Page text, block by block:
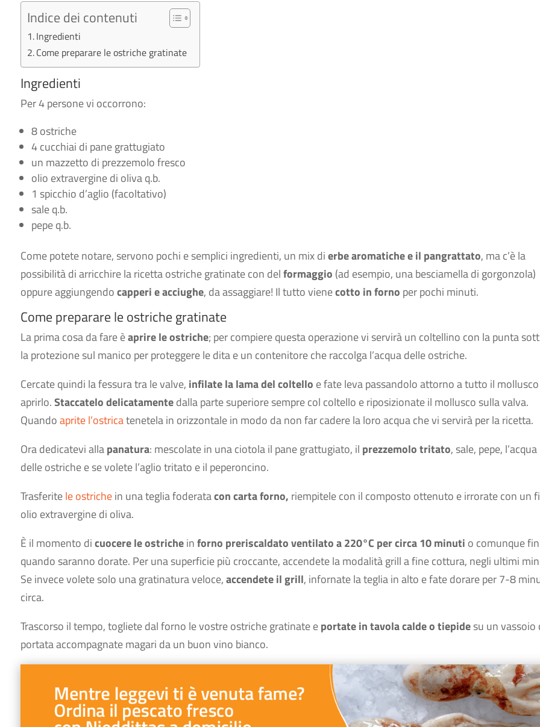
Indice dei contenuti
Ingredienti
Come preparare le ostriche gratinate
Ingredienti
Per 4 persone vi occorrono:
8 ostriche
4 cucchiai di pane grattugiato
un mazzetto di prezzemolo fresco
olio extravergine di oliva q.b.
1 spicchio d’aglio (facoltativo)
sale q.b.
pepe q.b.
Come potete notare, servono pochi e semplici ingredienti, un mix dierbe aromatiche e il pangrattato, ma c’è la
possibilità di arricchire la ricetta ostriche gratinate con delformaggio (ad esempio, una besciamella di gorgonzola)
oppure aggiungendocapperi e acciughe, da assaggiare! Il tutto vienecotto in forno per pochi minuti.
Come preparare le ostriche gratinate
La prima cosa da fare èaprire le ostriche; per compiere questa operazione vi servirà un coltellino con la punta
la protezione sul manico per proteggere le dita e un contenitore che raccolga l’acqua delle ostriche.
Cercate quindi la fessura tra le valve, infilate la lama del coltello e fate leva passandolo attorno a tutto il
aprirlo.Staccatelo delicatamentedalla parte superiore sempre col coltello e riposizionate il mollusco sulla valva.
Quandoaprite l’ostricatenetela in orizzontale in modo da non far cadere la loro acqua che vi servirà per la ricetta.
Ora dedicatevi allapanatura: mescolate in una ciotola il pane grattugiato, il prezzemolo tritato, sale, pepe, l’acqua
delle ostriche e se volete l’aglio tritato e il peperoncino.
Trasferitele ostrichein una teglia foderatacon carta forno, riempitele con il composto ottenuto e irrorate con un
olio extravergine di oliva.
È il momento dicuocere le ostricheinforno preriscaldato ventilato a 220°C per circa 10 minuti o comunque
quando saranno dorate. Per una superficie più croccante, accendete la modalità grill a fine cottura, negli ultimi
Se invece volete solo una gratinatura veloce,accendete il grill, infornate la teglia in alto e fate dorare per 7-8
circa.
Trascorso il tempo, togliete dal forno le vostre ostriche gratinate eportate in tavola calde o tiepidesu un vassoio
portata accompagnate magari da un buon vino bianco.